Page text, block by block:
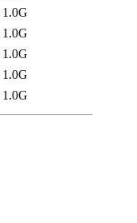
1.0G
1.0G
1.0G
1.0G
1.0G